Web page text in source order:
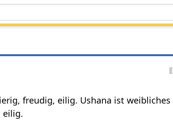
freudig, eilig. Ushana ist weibliches
eilig.